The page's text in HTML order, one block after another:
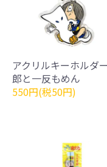
アクリルキーホルダ
郎と一反もめん
550円(税50円)